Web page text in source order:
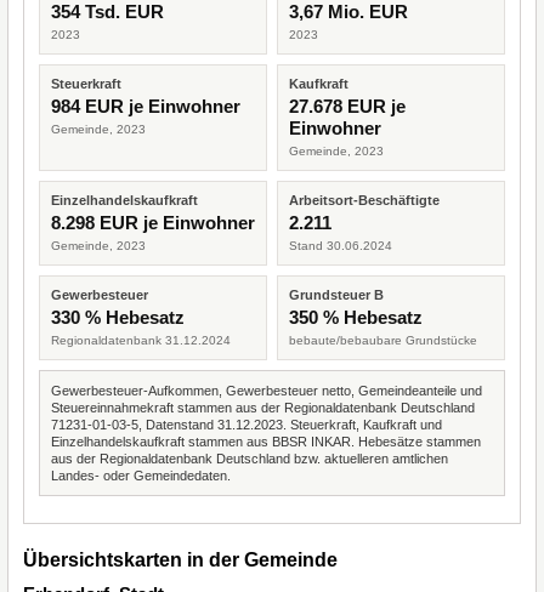
354 Tsd. EUR
2023
3,67 Mio. EUR
2023
Steuerkraft
984 EUR je Einwohner
Gemeinde, 2023
Kaufkraft
27.678 EUR je
Einwohner
Gemeinde, 2023
Einzelhandelskaufkraft
8.298 EUR je Einwohner
Gemeinde, 2023
Arbeitsort-Beschäftigte
2.211
Stand 30.06.2024
Gewerbesteuer
330 % Hebesatz
Regionaldatenbank 31.12.2024
Grundsteuer B
350 % Hebesatz
bebaute/bebaubare Grundstücke
Gewerbesteuer-Aufkommen, Gewerbesteuer netto, Gemeindeanteile und
Steuereinnahmekraft stammen aus der Regionaldatenbank Deutschland
71231-01-03-5, Datenstand 31.12.2023. Steuerkraft, Kaufkraft und
Einzelhandelskaufkraft stammen aus BBSR INKAR. Hebesätze stammen
aus der Regionaldatenbank Deutschland bzw. aktuelleren amtlichen
Landes- oder Gemeindedaten.
Übersichtskarten in der Gemeinde